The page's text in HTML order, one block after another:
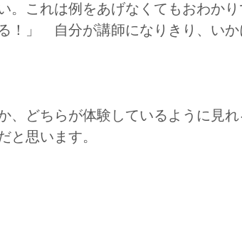
これは例をあげなくてもおわか
！」 自分が講師になりきり、い
どちらが体験しているように見
と思います。